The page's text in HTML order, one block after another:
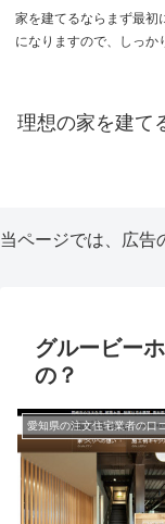
家を建てるならまず最初
になりますので、しっか
理想の家を建て
当ページでは、広告
グルービー
の？
愛知県の注文住宅業者の口